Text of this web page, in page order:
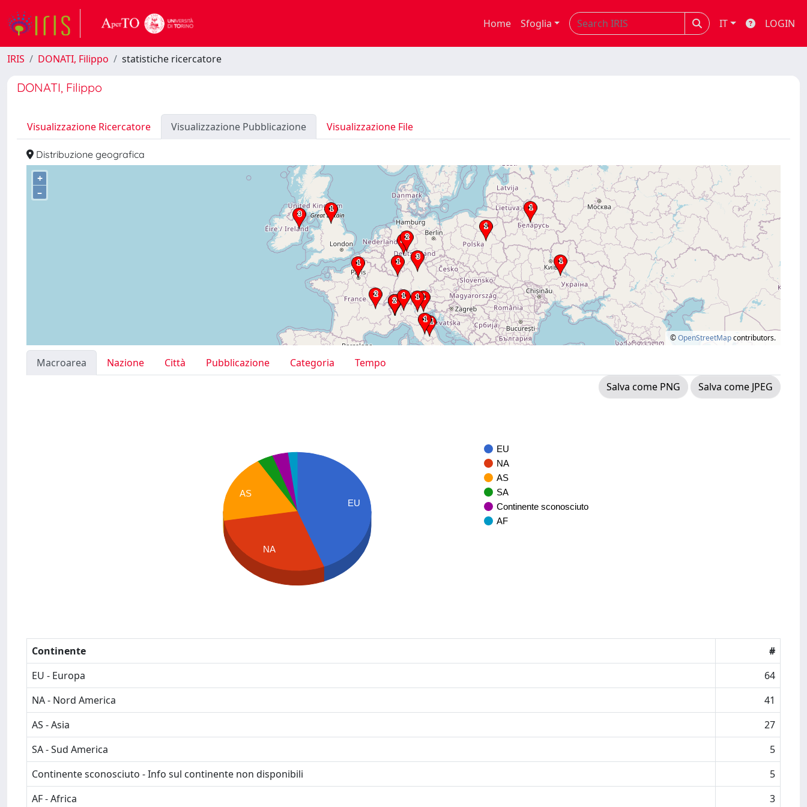
Home Sfoglia IT LOGIN
IRIS DONATI, Filippo statistiche ricercatore
DONATI, Filippo
Visualizzazione Ricercatore Visualizzazione Pubblicazione Visualizzazione File
Distribuzione geografica
+
–
©OpenStreetMapcontributors.
Macroarea Nazione Città Pubblicazione Categoria
Tempo
Salva come PNG
Salva come JPEG
EU
NA
AS
SA
Continente sconosciuto
AF
EU
AS
NA
Continente
#
EU - Europa
64
NA - Nord America
41
AS - Asia
27
SA - Sud America
5
Continente sconosciuto - Info sul continente non disponibili
5
AF - Africa
3